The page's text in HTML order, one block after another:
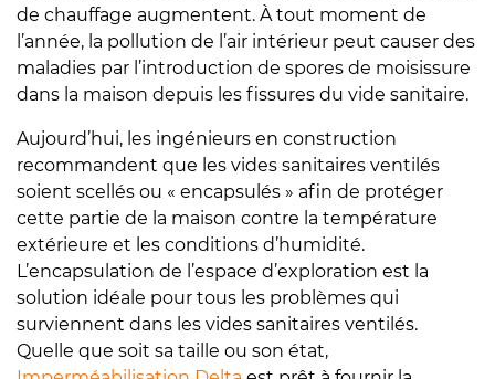
de chauffage augmentent. À tout moment de
l’année, la pollution de l’air intérieur peut causer des
maladies par l’introduction de spores de moisissure
dans la maison depuis les fissures du vide sanitaire.
Aujourd’hui, les ingénieurs en construction
recommandent que les vides sanitaires ventilés
soient scellés ou « encapsulés » afin de protéger
cette partie de la maison contre la température
extérieure et les conditions d’humidité.
L’encapsulation de l’espace d’exploration est la
solution idéale pour tous les problèmes qui
surviennent dans les vides sanitaires ventilés.
Quelle que soit sa taille ou son état,